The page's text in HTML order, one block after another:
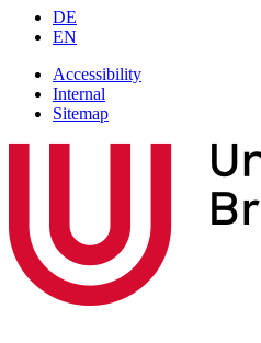
DE
EN
Accessibility
Internal
Sitemap